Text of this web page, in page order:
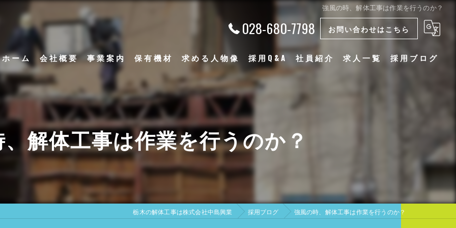
強風の時、解体工事は作業を行うのか？
028-680-7798 お問い合わせはこちら
ホーム 会社概要
代表挨拶
ビジョン
事業案内
アスベスト除去工事
内装解体工事
足場解体工事
保有機材 求める人物像 採用Q&A 社員紹介 求人一覧 採用ブログ
解体工事は作業を行うのか？
栃木の解体工事は株式会社中島興業 採用ブログ 強風の時、解体工事は作業を行うのか？